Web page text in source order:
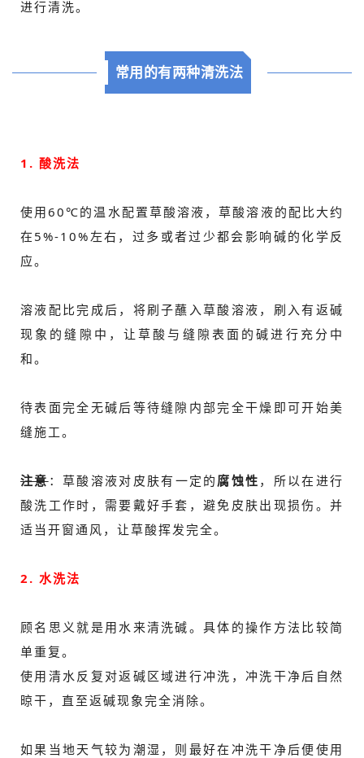
进行清洗。
常用的有两种清洗法
1. 酸洗法
使用60℃的温水配置草酸溶液，草酸溶液的配比大约
在5%-10%左右，过多或者过少都会影响碱的化学反
应。
溶液配比完成后，将刷子蘸入草酸溶液，刷入有返碱
现象的缝隙中，让草酸与缝隙表面的碱进行充分中
和。
待表面完全无碱后等待缝隙内部完全干燥即可开始美
缝施工。
注意：草酸溶液对皮肤有一定的 腐蚀性 ，所以在进行
酸洗工作时，需要戴好手套，避免皮肤出现损伤。并
适当开窗通风，让草酸挥发完全。
2. 水洗法
顾名思义就是用水来清洗碱。具体的操作方法比较简
单重复。
使用清水反复对返碱区域进行冲洗，冲洗干净后自然
晾干，直至返碱现象完全消除。
如果当地天气较为潮湿，则最好在冲洗干净后便使用